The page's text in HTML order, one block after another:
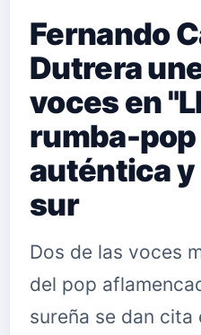
Fernando
Dutrera
voces en
rumba-pop
auténtica
sur
Dos de las voces
del pop
sureña se dan cita